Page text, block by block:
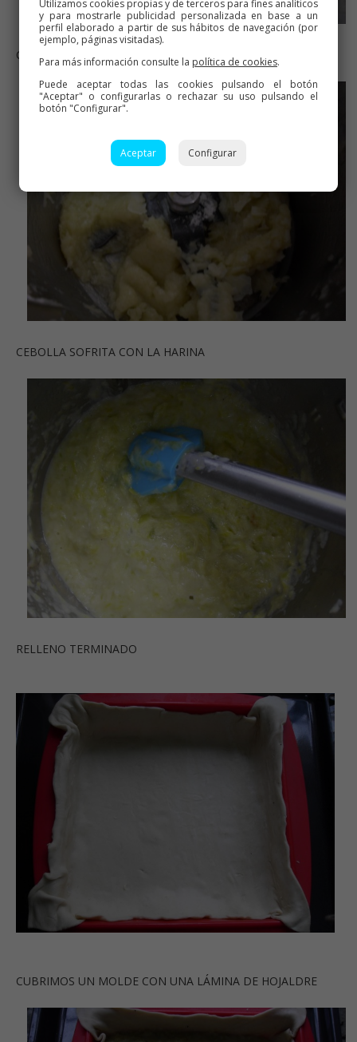
CEBOLLA PICADA
CEBOLLA SOFRITA CON LA HARINA
RELLENO TERMINADO
CUBRIMOS UN MOLDE CON UNA LÁMINA DE HOJALDRE
Utilizamos cookies propias y de terceros para fines analíticos
y para mostrarle publicidad personalizada en base a un
perfil elaborado a partir de sus hábitos de navegación (por
ejemplo, páginas visitadas).
Para más información consulte la política de cookies.
Puede aceptar todas las cookies pulsando el botón
"Aceptar" o configurarlas o rechazar su uso pulsando el
botón "Configurar".
Aceptar Configurar